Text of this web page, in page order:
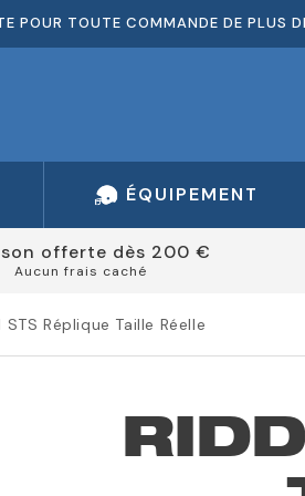
POUR TOUTE COMMANDE DE PLUS
ÉQUIPEMENT
offerte dès 200 €
Aucun frais caché
STS Réplique Taille Réelle